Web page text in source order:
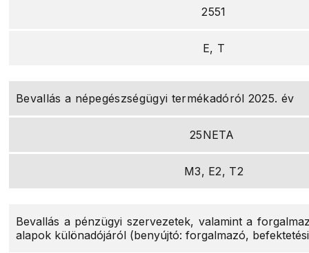
2551
E, T
Bevallás a népegészségügyi termékadóról 2025. év
25NETA
M3, E2, T2
Bevallás a pénzügyi szervezetek, valamint a
alapok különadójáról (benyújtó: forgalmazó,